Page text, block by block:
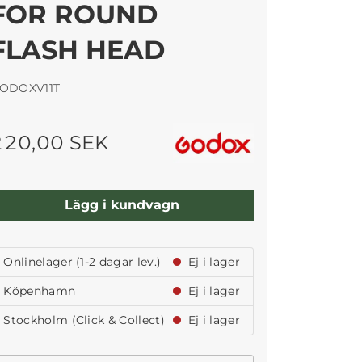
ROUND
HEAD
SEK
Lägg i kundvagn
Onlinelager (1-2 dagar lev.)
Ej i lager
Köpenhamn
Ej i lager
Stockholm (Click & Collect)
Ej i lager